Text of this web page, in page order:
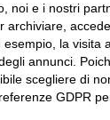
AND
Informativa
noi e i nostri
archiviare,
la visita
annunci.
scegliere di
GDPR